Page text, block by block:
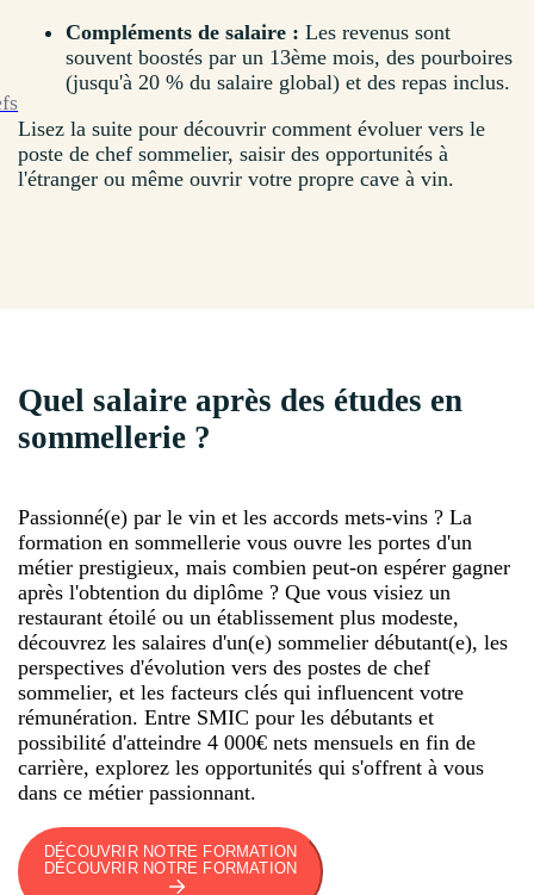
Compléments de salaire : Les revenus sont
souvent boostés par un 13ème mois, des pourboires
(jusqu'à 20 % du salaire global) et des repas inclus.
Lisez la suite pour découvrir comment évoluer vers le
poste de chef sommelier, saisir des opportunités à
l'étranger ou même ouvrir votre propre cave à vin.
Quel salaire après des études en
sommellerie ?
Passionné(e) par le vin et les accords mets-vins ? La
formation en sommellerie vous ouvre les portes d'un
métier prestigieux, mais combien peut-on espérer gagner
après l'obtention du diplôme ? Que vous visiez un
restaurant étoilé ou un établissement plus modeste,
découvrez les salaires d'un(e) sommelier débutant(e), les
perspectives d'évolution vers des postes de chef
sommelier, et les facteurs clés qui influencent votre
rémunération. Entre SMIC pour les débutants et
possibilité d'atteindre 4 000€ nets mensuels en fin de
carrière, explorez les opportunités qui s'offrent à vous
dans ce métier passionnant.
DÉCOUVRIR NOTRE FORMATION
DÉCOUVRIR NOTRE FORMATION